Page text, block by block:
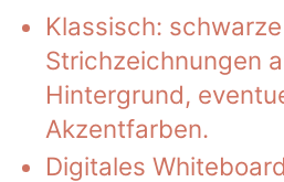
Klassisch: schwarze
Strichzeichnungen
Hintergrund,
Akzentfarben.
Digitales